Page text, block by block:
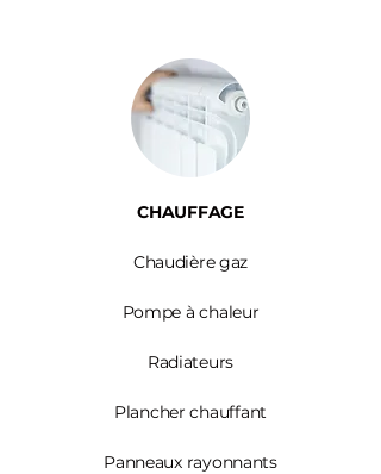
CHAUFFAGE
Chaudière gaz
Pompe à chaleur
Radiateurs
Plancher chauffant
Panneaux rayonnants